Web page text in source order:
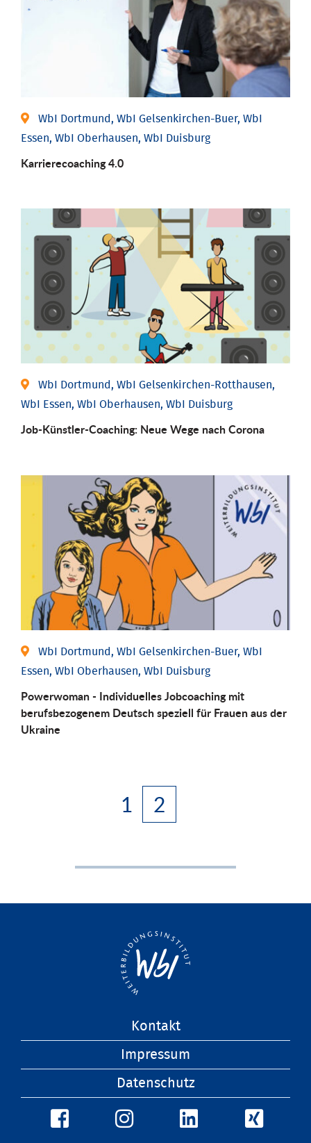
WbI Dortmund, WbI Gelsenkirchen-Buer, WbI
Essen, WbI Oberhausen, WbI Duisburg
Karriere­coaching 4.0
WbI Dortmund, WbI Gelsenkirchen-Rotthausen,
WbI Essen, WbI Oberhausen, WbI Duisburg
Job-Künstler-Coaching: Neue Wege nach Corona
WbI Dortmund, WbI Gelsenkirchen-Buer, WbI
Essen, WbI Oberhausen, WbI Duisburg
Powerwoman - Individuelles Jobcoaching mit
berufsbezogenem Deutsch speziell für Frauen aus der
Ukraine
1 2
Kontakt
Impressum
Datenschutz